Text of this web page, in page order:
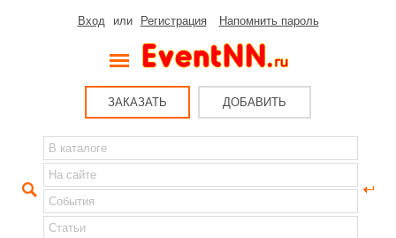
Вход или Регистрация Напомнить пароль
ЗАКАЗАТЬ ДОБАВИТЬ